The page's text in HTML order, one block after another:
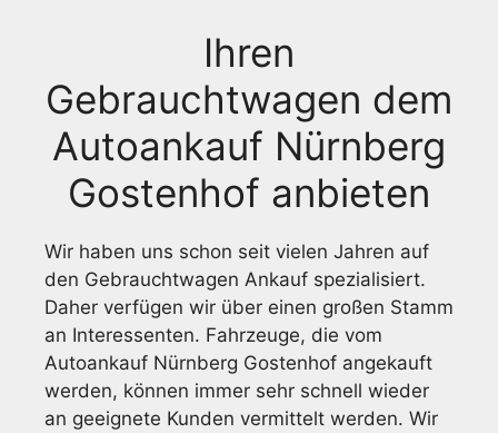
Ihren
Gebrauchtwagen dem
Autoankauf Nürnberg
Gostenhof anbieten
Wir haben uns schon seit vielen Jahren auf
den Gebrauchtwagen Ankauf spezialisiert.
Daher verfügen wir über einen großen Stamm
an Interessenten. Fahrzeuge, die vom
Autoankauf Nürnberg Gostenhof angekauft
werden, können immer sehr schnell wieder
an geeignete Kunden vermittelt werden. Wir